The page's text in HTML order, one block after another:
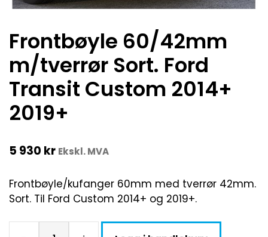
Frontbøyle 60/42mm
m/tverrør Sort. Ford
Transit Custom 2014+
2019+
5 930 kr Ekskl. MVA
Frontbøyle/kufanger 60mm med tverrør 42mm.
Sort. Til Ford Custom 2014+ og 2019+.